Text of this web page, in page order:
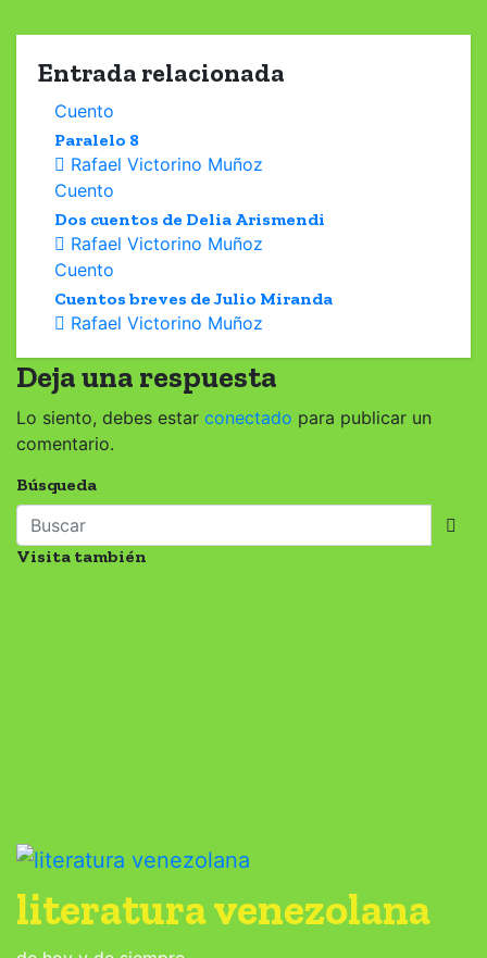
entradas
Entrada relacionada
Cuento
Paralelo 8
Rafael Victorino Muñoz
Cuento
Dos cuentos de Delia Arismendi
Rafael Victorino Muñoz
Cuento
Cuentos breves de Julio Miranda
Rafael Victorino Muñoz
Deja una respuesta
Lo siento, debes estar conectado para publicar un
comentario.
Búsqueda
Visita también
literatura venezolana